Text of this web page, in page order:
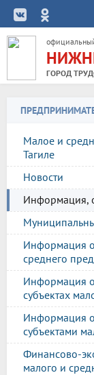
ГОРОД
Малое и
Тагиле
Новости
Информация,
Информация о
среднего
Информация
субъектах
Информация
субъектами
Финансово-
малого и